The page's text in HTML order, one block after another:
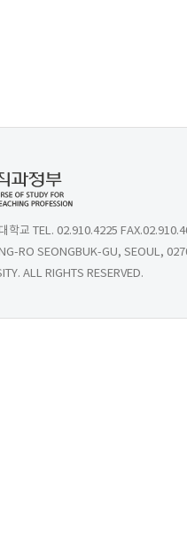
학교 TEL. 02.910.4225
RO SEONGBUK-GU, SEOUL,
ALL RIGHTS RESERVED.